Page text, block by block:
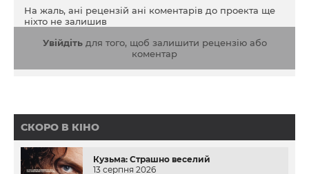
На жаль, ані рецензій ані коментарів до проекта ще
ніхто не залишив
Увійдітьдля того, щоб залишити рецензію або
коментар
СКОРО В КІНО
Кузьма: Страшно веселий
13 серпня 2026